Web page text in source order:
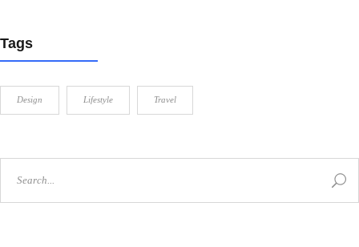
Tags
Design Lifestyle Travel